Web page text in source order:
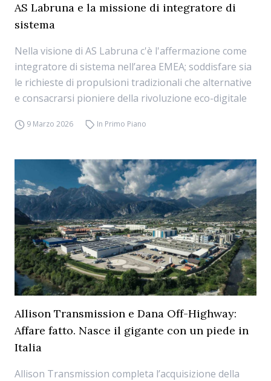
AS Labruna e la missione di integratore di
sistema
Nella visione di AS Labruna c'è l'affermazione come
integratore di sistema nell’area EMEA; soddisfare sia
le richieste di propulsioni tradizionali che alternative
e consacrarsi pioniere della rivoluzione eco-digitale
9 Marzo 2026 In Primo Piano
Allison Transmission e Dana Off-Highway:
Affare fatto. Nasce il gigante con un piede in
Italia
Allison Transmission completa l’acquisizione della